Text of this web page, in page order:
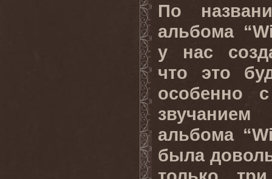
По
альбома
у нас
что это
особенно
альбома
была